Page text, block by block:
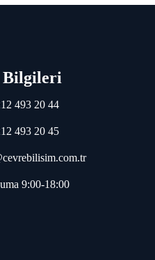
493 20 44
493 20 45
9:00-18:00